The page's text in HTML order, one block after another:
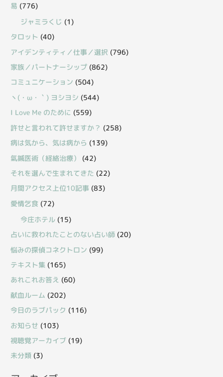
易 (776)
ジャミラくじ (1)
タロット (40)
アイデンティティ／仕事／選択 (796)
家族／パートナーシップ (862)
コミュニケーション (504)
丶(・ω・｀) ヨシヨシ (544)
I Love Me のために (559)
許せと言われて許せますか？ (258)
病は気から、気は病から (139)
氣鍼医術（経絡治療）
(42)
それを選んで生まれてきた (22)
月間アクセス上位10記事 (83)
愛情乞食 (72)
今庄ホテル (15)
占いに救われたことのない占い師 (20)
悩みの探偵コネクトロン (99)
テキスト集 (165)
あれこれお答え (60)
献血ルーム (202)
今日のラブパック (116)
お知らせ (103)
視聴覚アーカイブ (19)
未分類 (3)